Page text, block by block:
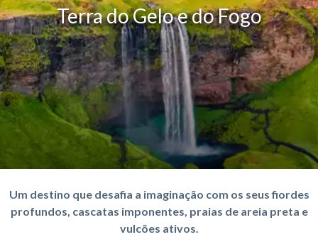
Terra do Gelo e do Fogo
Um destino que desafia a imaginação com os seus fiordes
profundos, cascatas imponentes, praias de areia preta e
vulcões ativos.